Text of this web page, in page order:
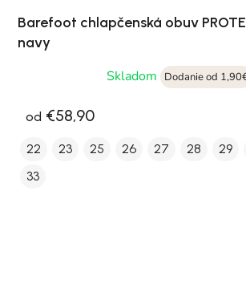
Barefoot chlapčenská obuv
navy
Skladom
Dodanie od
od €58,90
22 23 25 26 27 28 29
33